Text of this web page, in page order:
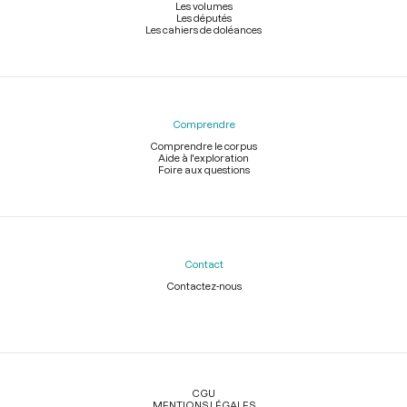
Les volumes
Les députés
Les cahiers de doléances
Comprendre
Comprendre le corpus
Aide à l'exploration
Foire aux questions
Contact
Contactez-nous
Légal
CGU